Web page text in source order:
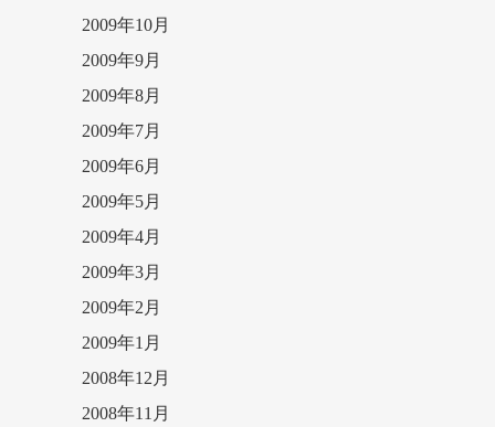
2009年10月
2009年9月
2009年8月
2009年7月
2009年6月
2009年5月
2009年4月
2009年3月
2009年2月
2009年1月
2008年12月
2008年11月